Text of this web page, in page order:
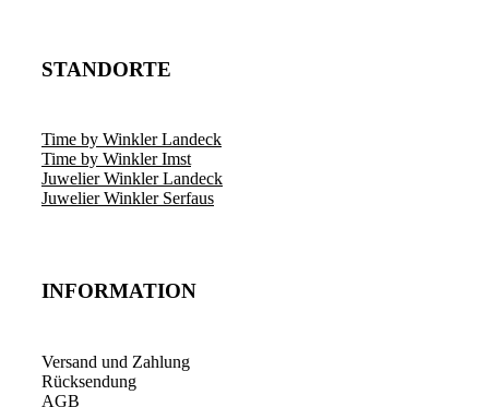
STANDORTE
Time by Winkler Landeck
Time by Winkler Imst
Juwelier Winkler Landeck
Juwelier Winkler Serfaus
INFORMATION
Versand und Zahlung
Rücksendung
AGB